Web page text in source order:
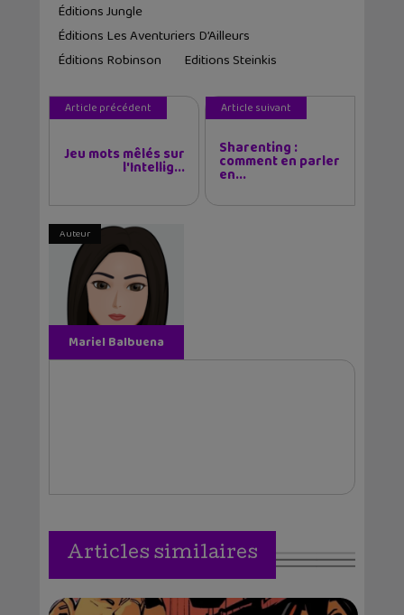
Éditions Jungle
Éditions Les Aventuriers D’Ailleurs
Éditions Robinson
Editions Steinkis
Article précédent
Jeu mots mêlés sur
l'Intellig...
Article suivant
Sharenting :
comment en parler
en...
Auteur
Mariel Balbuena
Articles similaires